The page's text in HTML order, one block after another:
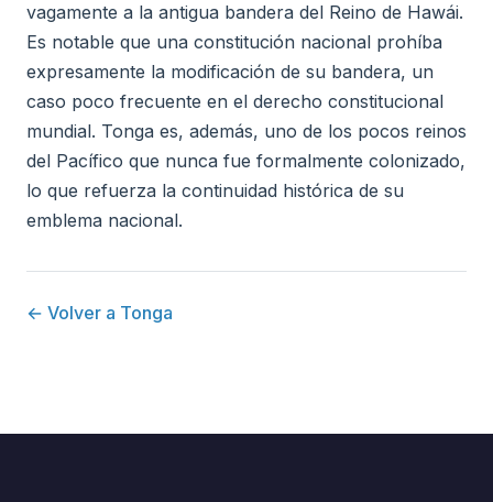
vagamente a la antigua bandera del Reino de Hawái.
Es notable que una constitución nacional prohíba
expresamente la modificación de su bandera, un
caso poco frecuente en el derecho constitucional
mundial. Tonga es, además, uno de los pocos reinos
del Pacífico que nunca fue formalmente colonizado,
lo que refuerza la continuidad histórica de su
emblema nacional.
← Volver a Tonga